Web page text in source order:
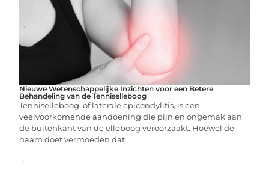
Nieuwe Wetenschappelijke Inzichten voor een Betere
Behandeling van de Tenniselleboog
Tenniselleboog, of laterale epicondylitis, is een
veelvoorkomende aandoening die pijn en ongemak aan
de buitenkant van de elleboog veroorzaakt. Hoewel de
naam doet vermoeden dat
...